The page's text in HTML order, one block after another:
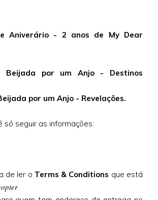
Aniverário - 2 anos de My Dear
Beijada por um Anjo - Destinos
por um Anjo - Revelações.
só seguir as informações:
de ler o Terms & Conditions que está
.